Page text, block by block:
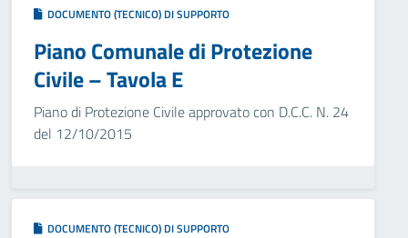
DOCUMENTO (TECNICO) DI SUPPORTO
Piano Comunale di Protezione
Civile – Tavola E
Piano di Protezione Civile approvato con D.C.C. N. 24
del 12/10/2015
DOCUMENTO (TECNICO) DI SUPPORTO